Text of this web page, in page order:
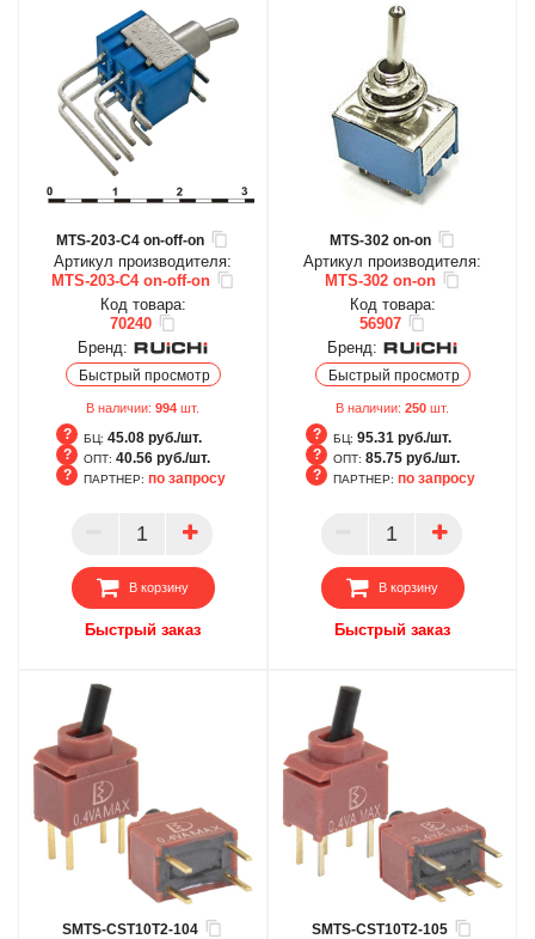
MTS-203-C4 on-off-on
Артикул производителя:
MTS-203-C4 on-off-on
Код товара:
70240
Бренд:
Быстрый просмотр
В наличии: 994 шт.
БЦ: 45.08 руб./шт.
ОПТ: 40.56 руб./шт.
ПАРТНЕР
ПАРТНЕР: по запросу
В корзину
Быстрый заказ
MTS-302 on-on
Артикул производителя:
MTS-302 on-on
Код товара:
56907
Бренд:
Быстрый просмотр
В наличии: 250 шт.
БЦ: 95.31 руб./шт.
ОПТ: 85.75 руб./шт.
ПАРТНЕР
ПАРТНЕР: по запросу
В корзину
Быстрый заказ
SMTS-CST10T2-104 SMTS-CST10T2-105